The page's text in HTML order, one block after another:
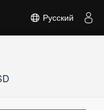
Русский